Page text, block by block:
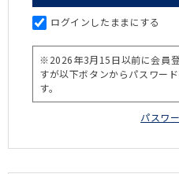
ログインしたままにする